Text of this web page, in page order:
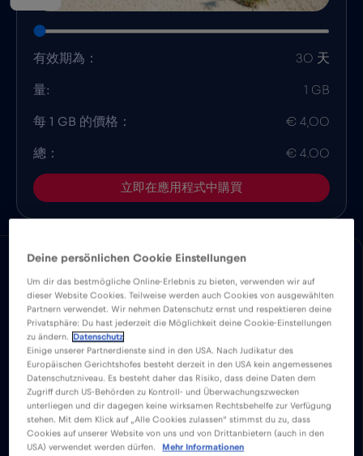
有效期為： 30 天
量: 1 GB
每 1 GB 的價格： € 4,00
總： € 4.00
立即在應用程式中購買
優勢 相容性
下載易於安裝的 Red Bull MOBILE 應用程式，
並分別享受無限的行動網路普吉島。
我們從不收取基本費用。啟動 eSIM 卡
後，您就可以連接到世界，無需任何基本
或漫遊費用。
您將能夠發送電子郵件、聊天、設置視頻
會議和使用您的社交媒體帳戶。與世界各
Deine persönlichen Cookie Einstellungen
Um dir das bestmögliche Online-Erlebnis zu bieten, verwenden wir auf
dieser Website Cookies. Teilweise werden auch Cookies von ausgewählten
Partnern verwendet. Wir nehmen Datenschutz ernst und respektieren deine
Privatsphäre: Du hast jederzeit die Möglichkeit deine Cookie-Einstellungen
zu ändern.
Datenschutz
Einige unserer Partnerdienste sind in den USA. Nach Judikatur des
Europäischen Gerichtshofes besteht derzeit in den USA kein angemessenes
Datenschutzniveau. Es besteht daher das Risiko, dass deine Daten dem
Zugriff durch US-Behörden zu Kontroll- und Überwachungszwecken
unterliegen und dir dagegen keine wirksamen Rechtsbehelfe zur Verfügung
stehen. Mit dem Klick auf „Alle Cookies zulassen“ stimmst du zu, dass
Cookies auf unserer Website von uns und von Drittanbietern (auch in den
USA) verwendet werden dürfen.
Mehr Informationen